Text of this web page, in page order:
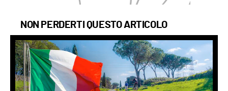
NON PERDERTI QUESTO ARTICOLO